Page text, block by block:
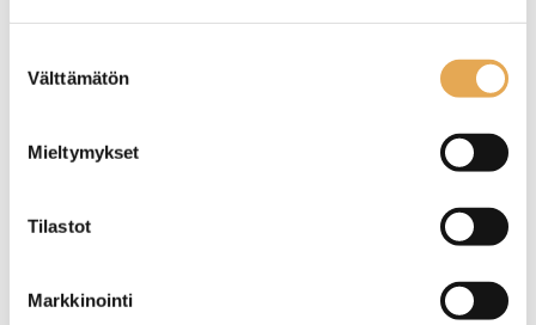
valinta
Välttämätön
Mieltymykset
Tilastot
Markkinointi
Vihannesleikkurin
Viipaleen paksuus 3 mm.
Suikaleen paksuus 4 mm.